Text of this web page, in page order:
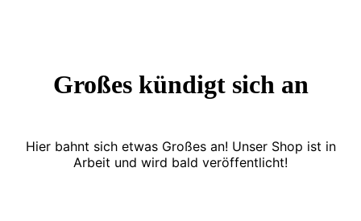
Großes kündigt sich an
Hier bahnt sich etwas Großes an! Unser Shop ist in
Arbeit und wird bald veröffentlicht!